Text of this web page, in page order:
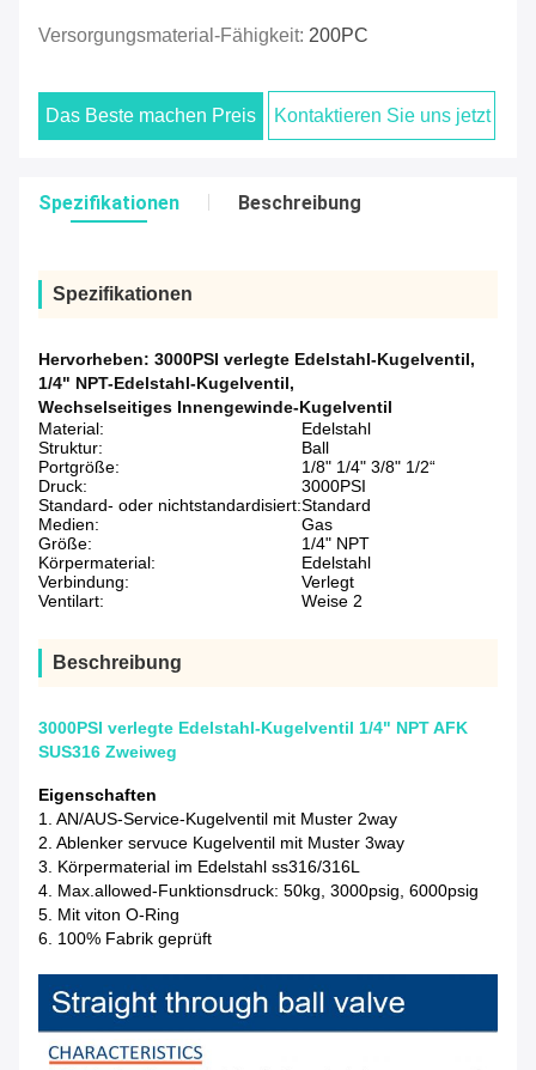
Versorgungsmaterial-Fähigkeit: 200PC
Das Beste machen Preis Kontaktieren Sie uns jetzt
Spezifikationen Beschreibung
Spezifikationen
Hervorheben: 3000PSI verlegte Edelstahl-Kugelventil,
1/4" NPT-Edelstahl-Kugelventil,
Wechselseitiges Innengewinde-Kugelventil
Material:
Edelstahl
Struktur:
Ball
Portgröße:
1/8" 1/4" 3/8" 1/2“
Druck:
3000PSI
Standard- oder nichtstandardisiert:Standard
Medien:
Gas
Größe:
1/4" NPT
Körpermaterial:
Edelstahl
Verbindung:
Verlegt
Ventilart:
Weise 2
Beschreibung
3000PSI verlegte Edelstahl-Kugelventil 1/4" NPT AFK
SUS316 Zweiweg
Eigenschaften
1. AN/AUS-Service-Kugelventil mit Muster 2way
2. Ablenker servuce Kugelventil mit Muster 3way
3. Körpermaterial im Edelstahl ss316/316L
4. Max.allowed-Funktionsdruck: 50kg, 3000psig, 6000psig
5. Mit viton O-Ring
6. 100% Fabrik geprüft